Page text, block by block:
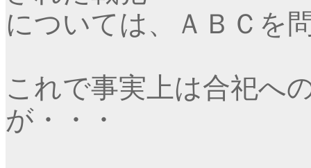
については、ＡＢＣを
これで事実上は合祀へ
が・・・